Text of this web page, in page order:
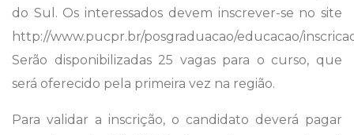
do Sul. Os interessados devem inscrever-se no site
http://www.pucpr.br/posgraduacao/educacao/
Serão disponibilizadas 25 vagas para o curso, que
será oferecido pela primeira vez na região.
Para validar a inscrição, o candidato deverá pagar